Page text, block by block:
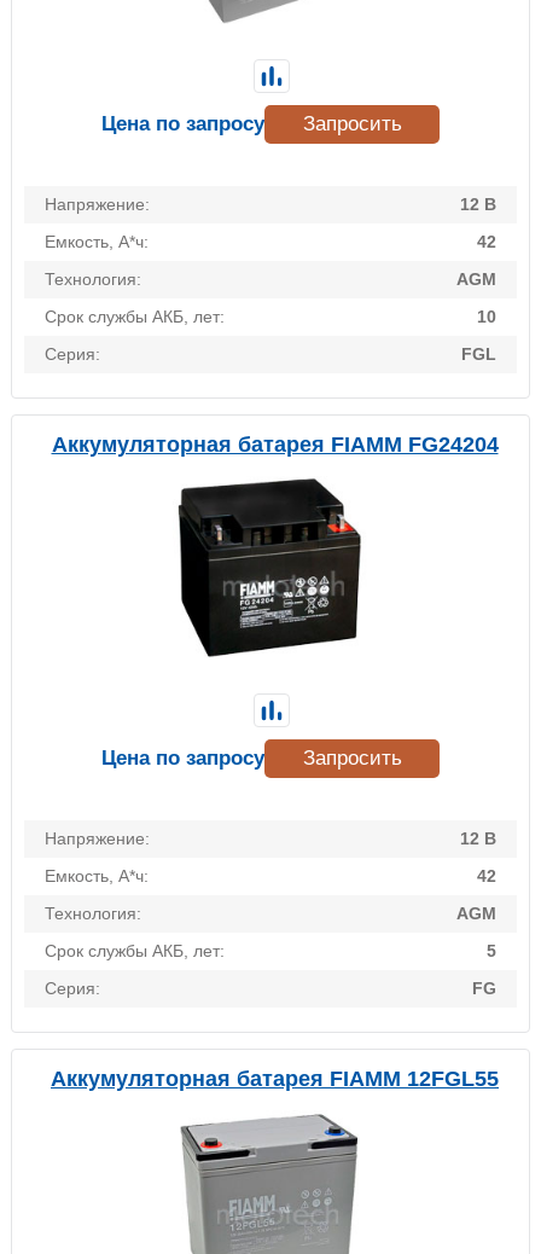
Напряжение:
12 В
Емкость, А*ч:
42
Технология:
AGM
Срок службы АКБ, лет:
10
Серия:
FGL
Цена по запросу Запросить
Аккумуляторная батарея FIAMM FG24204
Напряжение:
12 В
Емкость, А*ч:
42
Технология:
AGM
Срок службы АКБ, лет:
5
Серия:
FG
Цена по запросу Запросить
Аккумуляторная батарея FIAMM 12FGL55